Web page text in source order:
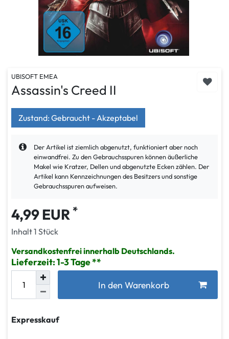
UBISOFT EMEA
Assassin's Creed II
Zustand: Gebraucht - Akzeptabel
Der Artikel ist ziemlich abgenutzt, funktioniert aber noch
einwandfrei. Zu den Gebrauchsspuren können äußerliche
Makel wie Kratzer, Dellen und abgenutzte Ecken zählen. Der
Artikel kann Kennzeichnungen des Besitzers und sonstige
Gebrauchsspuren aufweisen.
4,99 EUR *
Inhalt1 Stück
Versandkostenfrei innerhalb Deutschlands.
Lieferzeit: 1-3 Tage
In den Warenkorb
Expresskauf